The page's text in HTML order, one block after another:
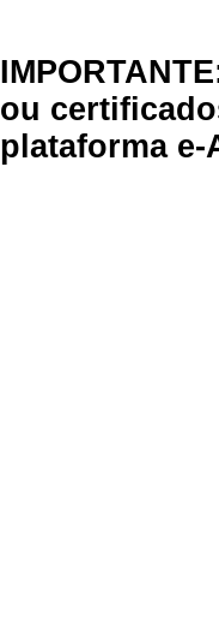
ou
plataforma e-